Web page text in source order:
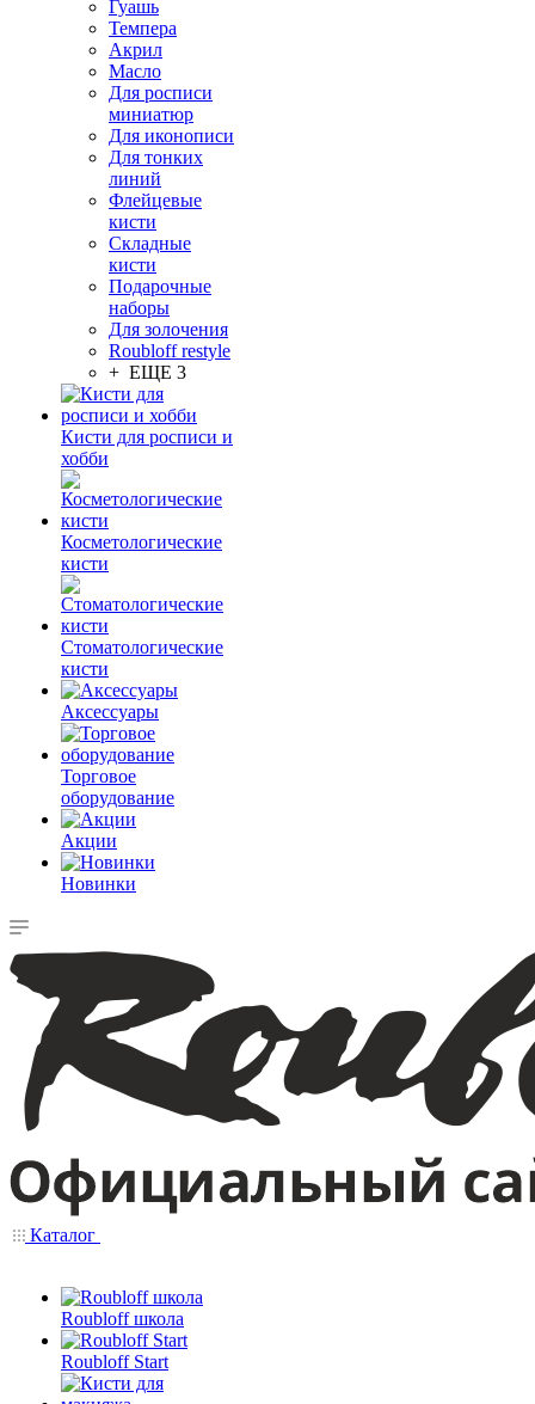
Гуашь
Темпера
Акрил
Масло
Для росписи
миниатюр
Для иконописи
Для тонких
линий
Флейцевые
кисти
Складные
кисти
Подарочные
наборы
Для золочения
Roubloff restyle
+ ЕЩЕ 3
Кисти для росписи и
хобби
Косметологические
кисти
Стоматологические
кисти
Аксессуары
Торговое
оборудование
Акции
Новинки
Каталог
Roubloff школа
Roubloff Start